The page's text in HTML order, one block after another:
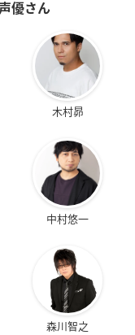
優さん
木村昴
中村悠一
森川智之